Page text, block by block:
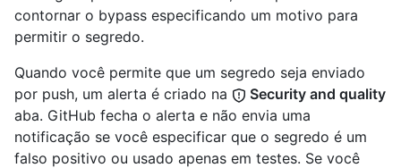
contornar o bypass especificando um motivo para
permitir o segredo.
Quando você permite que um segredo seja enviado
por push, um alerta é criado na
Security and quality
aba. GitHub fecha o alerta e não envia uma
notificação se você especificar que o segredo é um
falso positivo ou usado apenas em testes. Se você